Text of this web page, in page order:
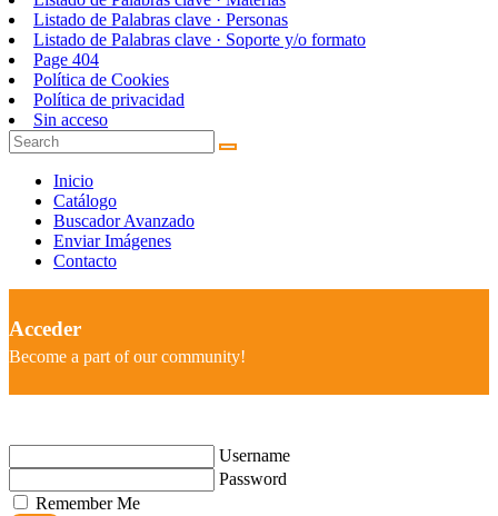
Listado de Palabras clave · Personas
Listado de Palabras clave · Soporte y/o formato
Page 404
Política de Cookies
Política de privacidad
Sin acceso
Inicio
Catálogo
Buscador Avanzado
Enviar Imágenes
Contacto
Acceder
Become a part of our community!
Username
Password
Remember Me